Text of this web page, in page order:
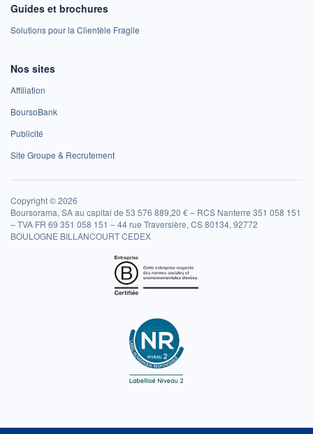
Guides et brochures
Solutions pour la Clientèle Fragile
Nos sites
Affiliation
BoursoBank
Publicité
Site Groupe & Recrutement
Copyright © 2026
Boursorama, SA au capital de 53 576 889,20 € – RCS Nanterre 351 058 151
– TVA FR 69 351 058 151 – 44 rue Traversière, CS 80134, 92772
BOULOGNE BILLANCOURT CEDEX